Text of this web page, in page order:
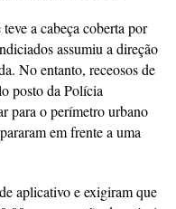
a cabeça coberta por
assumiu a direção
No entanto, receosos de
posto da Polícia
para o perímetro urbano
em frente a uma
aplicativo e exigiram que